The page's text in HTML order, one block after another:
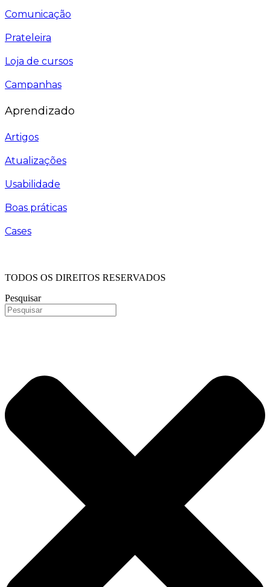
Comunicação
Prateleira
Loja de cursos
Campanhas
Aprendizado
Artigos
Atualizações
Usabilidade
Boas práticas
Cases
TODOS OS DIREITOS RESERVADOS
Pesquisar